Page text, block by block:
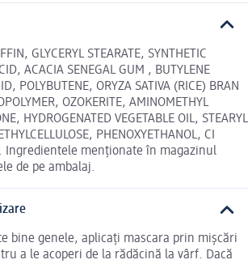
GLYCERYL STEARATE, SYNTHETIC
ACACIA SENEGAL GUM , BUTYLENE
POLYBUTENE, ORYZA SATIVA (RICE) BRAN
OZOKERITE, AMINOMETHYL
HYDROGENATED VEGETABLE OIL, STEARYL
PHENOXYETHANOL, CI
Ingredientele menționate în magazinul
de pe ambalaj.
bine genele, aplicați mascara prin mișcări
a le acoperi de la rădăcină la vârf. Dacă